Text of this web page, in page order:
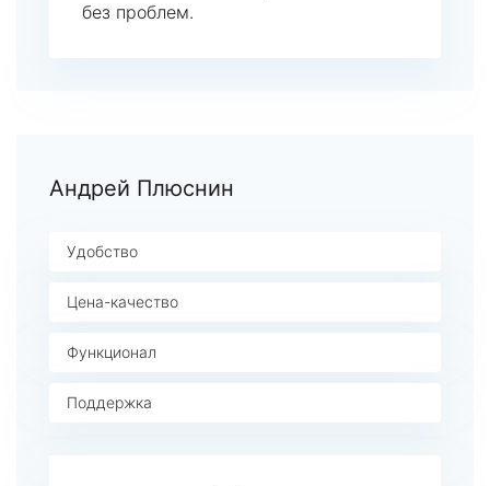
без проблем.
Андрей Плюснин
Удобство
Цена-качество
Функционал
Поддержка